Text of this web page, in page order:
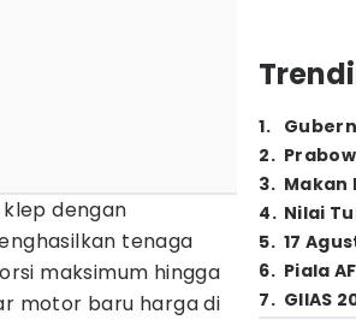
klep dengan
tenaga
maksimum hingga
motor baru harga di
1.
2.
3. Makan
4. Nilai
5. 17
6. Piala
7. GIIAS